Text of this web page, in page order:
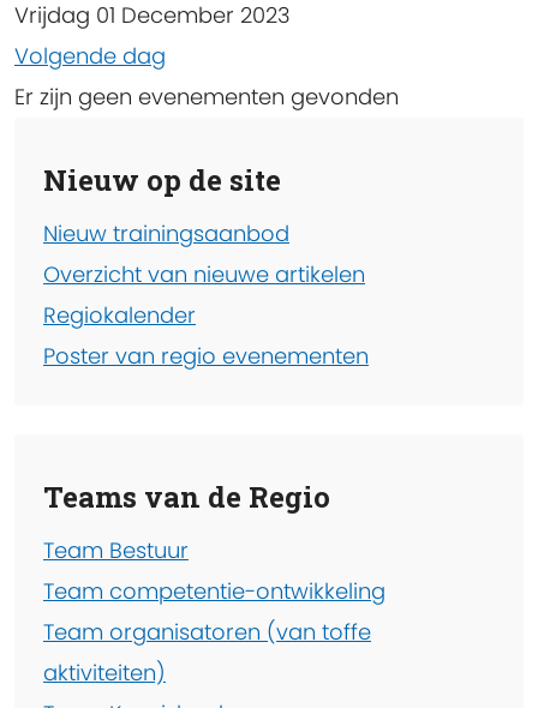
Vrijdag 01 December 2023
Volgende dag
Er zijn geen evenementen gevonden
Nieuw op de site
Nieuw trainingsaanbod
Overzicht van nieuwe artikelen
Regiokalender
Poster van regio evenementen
Teams van de Regio
Team Bestuur
Team competentie-ontwikkeling
Team organisatoren (van toffe
aktiviteiten)